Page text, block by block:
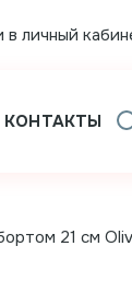
в личный
КОНТАКТЫ
21 см